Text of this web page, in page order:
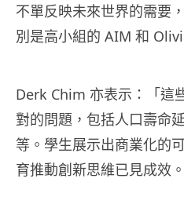
不單反映未來世界的需要
別是高小組的 AIM 和
Derk Chim 亦表示：「這
對的問題，包括人口壽命
等。學生展示出商業化的
育推動創新思維已見成效。